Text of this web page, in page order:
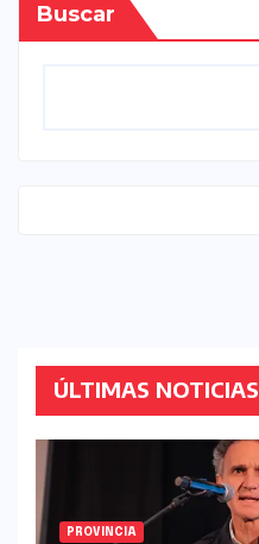
Buscar
ÚLTIMAS NOTICIAS
PROVINCIA